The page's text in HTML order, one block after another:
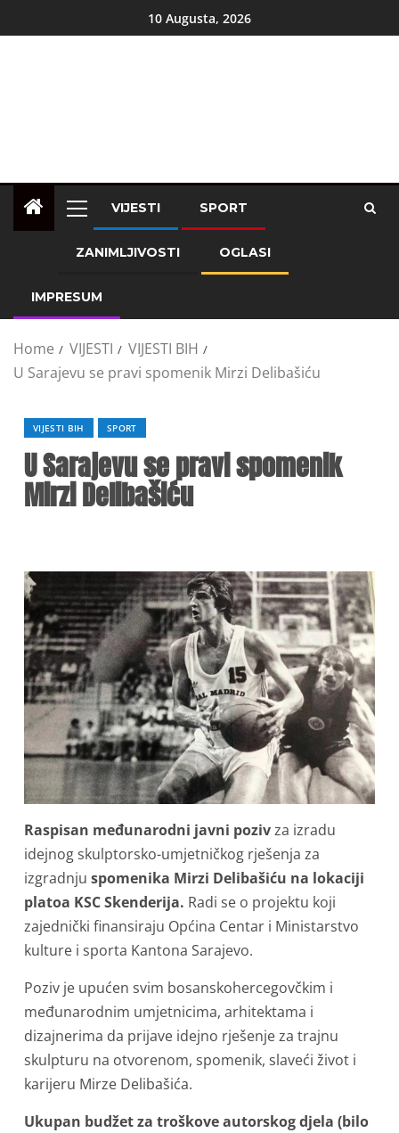
10 Augusta, 2026
VIJESTI SPORT
ZANIMLJIVOSTI OGLASI
IMPRESUM
Home VIJESTI
VIJESTI BIH
U Sarajevu se pravi spomenik Mirzi Delibašiću
VIJESTI BIH SPORT
U Sarajevu se pravi spomenik
Mirzi Delibašiću
Raspisan međunarodni javni pozivza izradu
idejnog skulptorsko-umjetničkog rješenja za
izgradnju spomenika Mirzi Delibašiću na lokaciji
platoa KSC Skenderija. Radi se o projektu koji
zajednički finansiraju Općina Centar i Ministarstvo
kulture i sporta Kantona Sarajevo.
Poziv je upućen svim bosanskohercegovčkim i
međunarodnim umjetnicima, arhitektama i
dizajnerima da prijave idejno rješenje za trajnu
skulpturu na otvorenom, spomenik, slaveći život i
karijeru Mirze Delibašića.
Ukupan budžet za troškove autorskog djela (bilo